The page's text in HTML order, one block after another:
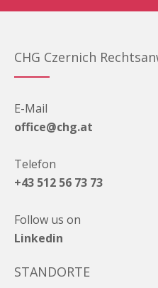
CHG Czernich
E-Mail
office@chg.at
Telefon
+43 512 56 73 73
Follow us on
Linkedin
STANDORTE